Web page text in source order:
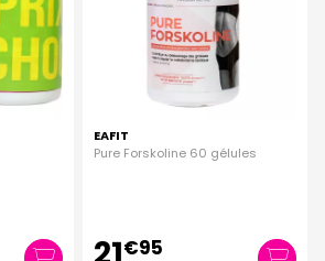
EAFIT
Pure Forskoline 60 gélules
€95